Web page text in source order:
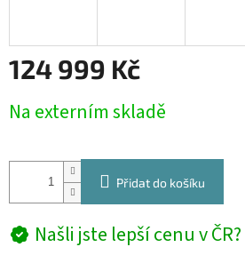
124 999 Kč
cena:
Na externím skladě
Přidat do košíku
Našli jste lepší cenu v ČR?